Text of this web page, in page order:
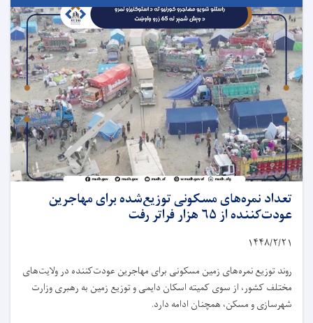
تعداد نمره‌های مسکونی توزیع‌شده برای مهاجرین
عودت‌کننده از ۶۵ هزار فراتر رفت
۱۴۴۸/۲/۲۱
روند توزیع نمره‌های زمین مسکونی برای مهاجرین عودت‌کننده در ولایت‌های
مختلف کشور، از سوی کمیته اسکان دایمی و توزیع زمین به رهبری وزارت
شهرسازی و مسکن، همچنان ادامه دارد.